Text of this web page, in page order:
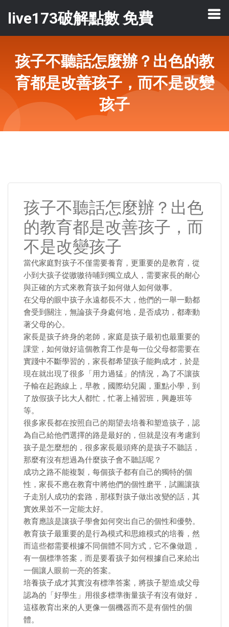
live173破解點數 免費
孩子不聽話怎麼辦？出色的教
育都是改善孩子，而不是改變
孩子
孩子不聽話怎麼辦？出色
的教育都是改善孩子，而
不是改變孩子
當代家庭對孩子不僅需要養育，更重要的是教育，從
小到大孩子從嗷嗷待哺到獨立成人，需要家長的耐心
與正確的方式來教育孩子如何做人如何做事。
在父母的眼中孩子永遠都長不大，他們的一舉一動都
會受到關注，無論孩子身處何地，是否成功，都牽動
著父母的心。
家長是孩子終身的老師，家庭是孩子最初也最重要的
課堂，如何做好這個教育工作是每一位父母都需要在
實踐中不斷學習的，家長都希望孩子能夠成才，於是
現在就出現了很多「用力過猛」的情況，為了不讓孩
子輸在起跑線上，早教，國際幼兒園，重點小學，到
了放假孩子比大人都忙，忙著上補習班，興趣班等
等。
很多家長都在按照自己的期望去培養和塑造孩子，認
為自己給他們選擇的路是最好的，但就是沒有考慮到
孩子是怎麼想的，很多家長最頭疼的是孩子不聽話，
那麼有沒有想過為什麼孩子會不聽話呢？
成功之路不能複製，每個孩子都有自己的獨特的個
性，家長不應在教育中將他們的個性磨平，試圖讓孩
子走別人成功的套路，那樣對孩子做出改變的話，其
實效果並不一定能太好。
教育應該是讓孩子學會如何突出自己的個性和優勢。
教育孩子最重要的是行為模式和思維模式的培養，然
而這些都需要根據不同個體不同方式，它不像做題，
有一個標準答案，而是要看孩子如何根據自己來給出
一個讓人眼前一亮的答案。
培養孩子成才其實沒有標準答案，將孩子塑造成父母
認為的「好學生」用很多標準衡量孩子有沒有做好，
這樣教育出來的人更像一個機器而不是有個性的個
體。